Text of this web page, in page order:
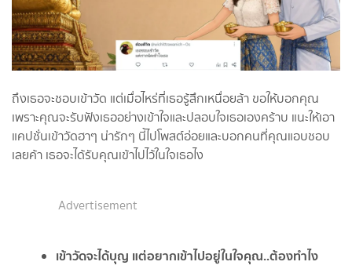
ถึงเธอจะชอบเข้าวัด แต่เมื่อไหร่ที่เธอรู้สึกเหนื่อยล้า ขอให้บอกคุณ
เพราะคุณจะรับฟังเธออย่างเข้าใจและปลอบใจเธอเองคร้าบ แนะให้เอา
แคปชั่นเข้าวัดฮาๆ น่ารักๆ นี้ไปโพสต์อ่อยและบอกคนที่คุณแอบชอบ
เลยค้า เธอจะได้รับคุณเข้าไปไว้ในใจเธอไง
Advertisement
เข้าวัดจะได้บุญ แต่อยากเข้าไปอยู่ในใจคุณ..ต้องทำไง